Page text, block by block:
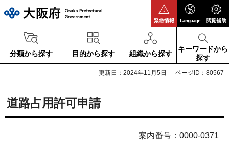
緊急情報 Language 閲覧補助
分類から探す 目的から探す 組織から探す
キーワードから
探す
更新日：2024年11月5日 ページID：80567
道路占用許可申請
案内番号：0000-0371